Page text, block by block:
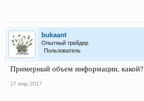
bukaant
Опытный трейдер
Пользователь
Примерный объем информации, какой?
17 мар 2017